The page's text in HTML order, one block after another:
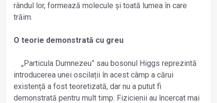
rândul lor, formează molecule și toată lumea în care
trăim.
O teorie demonstrată cu greu
„Particula Dumnezeu” sau bosonul Higgs reprezintă
introducerea unei oscilații în acest câmp a cărui
existență a fost teoretizată, dar nu a putut fi
demonstrată pentru mult timp. Fizicienii au încercat mai